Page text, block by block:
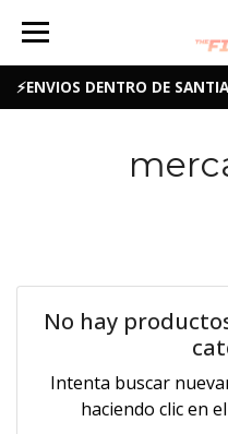
⚡ENVIOS DENTRO DE
No hay
Intenta buscar
haciendo clic en